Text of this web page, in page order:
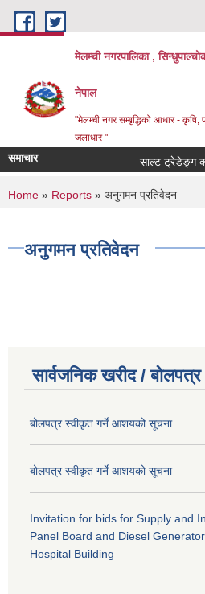
Skip to main content
मेलम्ची नगरपालिका ,
नेपाल
"मेलम्ची नगर सम्बृद्धिको आधार - कृषि,
जलाधार "
समाचार साल्ट ट्रेडेङ्ग
You are here
Home » Reports » अनुगमन प्रतिवेदन
अनुगमन प्रतिवेदन
सार्वजनिक खरीद /
बोलपत्र स्वीकृत गर्ने आशयको सूचना
बोलपत्र स्वीकृत गर्ने आशयको सूचना
Invitation for bids for Supply and
Panel Board and Diesel
Hospital Building